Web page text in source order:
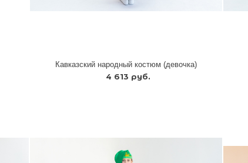
Кавказский народный костюм (девочка)
4 613 руб.